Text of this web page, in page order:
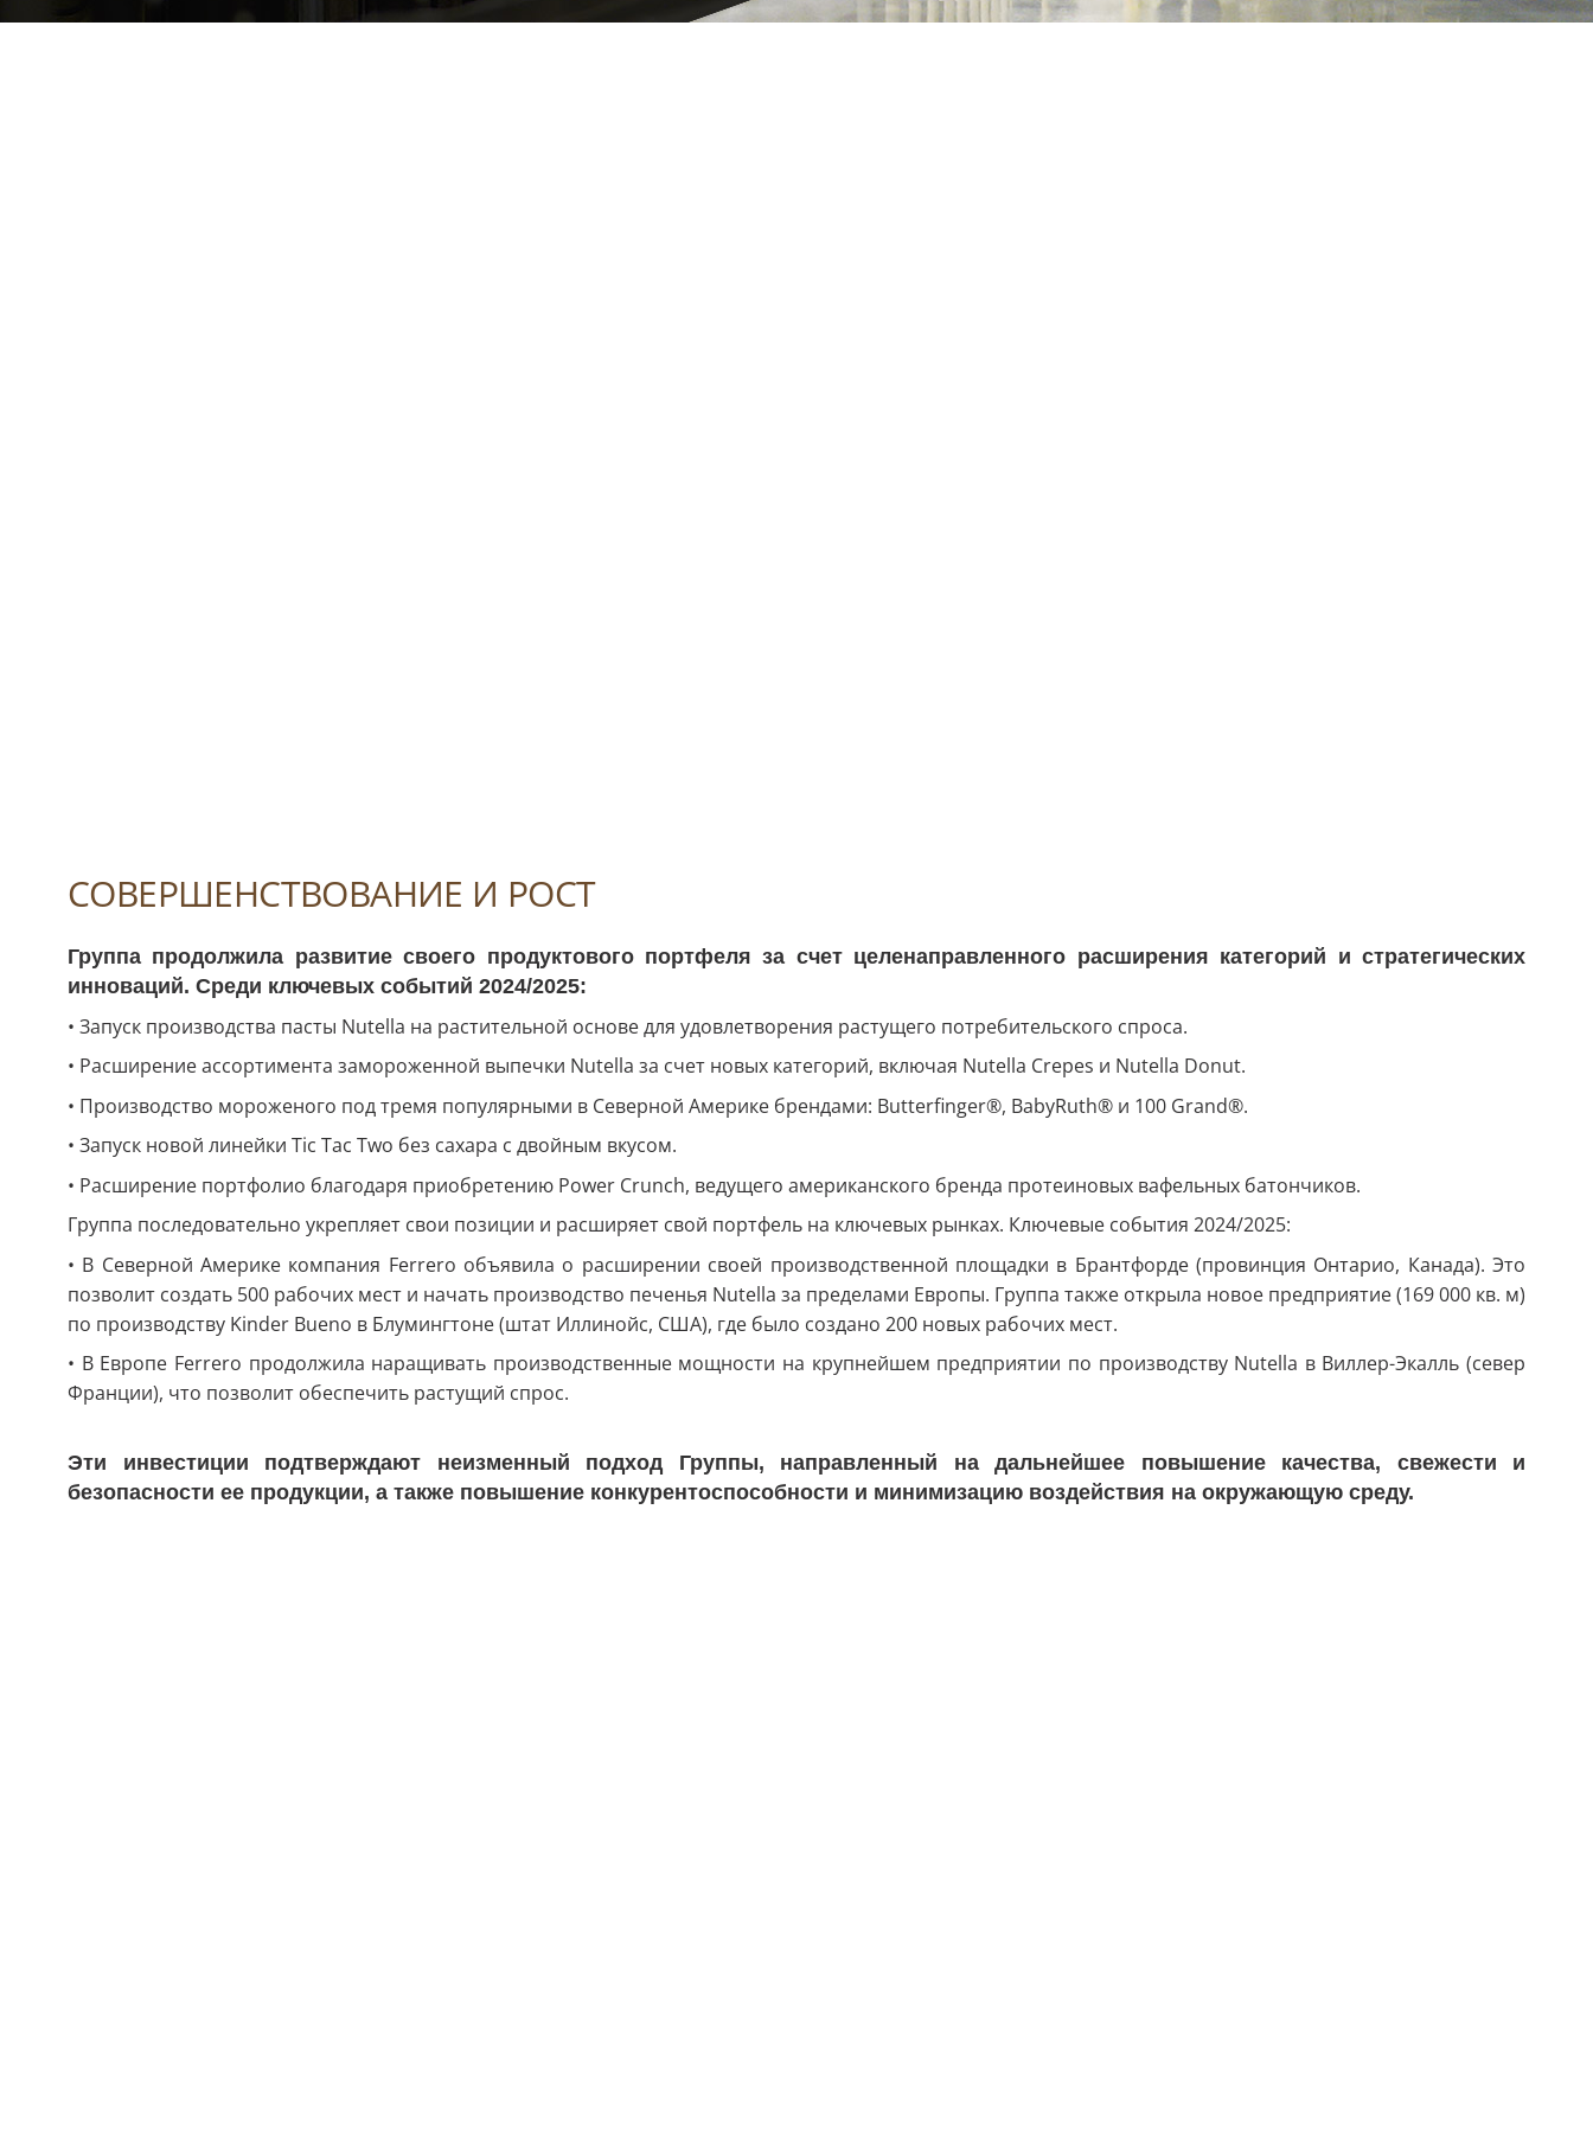
СОВЕРШЕНСТВОВАНИЕ И РОСТ
Группа продолжила развитие своего продуктового портфеля за счет целенаправленного расширения категорий и стратегических
инноваций. Среди ключевых событий 2024/2025:
• Запуск производства пасты Nutella на растительной основе для удовлетворения растущего потребительского спроса.
• Расширение ассортимента замороженной выпечки Nutella за счет новых категорий, включая Nutella Crepes и Nutella Donut.
• Производство мороженого под тремя популярными в Северной Америке брендами: Butterfinger®, BabyRuth® и 100 Grand®.
• Запуск новой линейки Tic Tac Two без сахара с двойным вкусом.
• Расширение портфолио благодаря приобретению Power Crunch, ведущего американского бренда протеиновых вафельных батончиков.
Группа последовательно укрепляет свои позиции и расширяет свой портфель на ключевых рынках. Ключевые события 2024/2025:
• В Северной Америке компания Ferrero объявила о расширении своей производственной площадки в Брантфорде (провинция Онтарио, Канада). Это
позволит создать 500 рабочих мест и начать производство печенья Nutella за пределами Европы. Группа также открыла новое предприятие (169 000 кв. м)
по производству Kinder Bueno в Блумингтоне (штат Иллинойс, США), где было создано 200 новых рабочих мест.
• В Европе Ferrero продолжила наращивать производственные мощности на крупнейшем предприятии по производству Nutella в Виллер-Экалль (север
Франции), что позволит обеспечить растущий спрос.
Эти инвестиции подтверждают неизменный подход Группы, направленный на дальнейшее повышение качества, свежести и
безопасности ее продукции, а также повышение конкурентоспособности и минимизацию воздействия на окружающую среду.